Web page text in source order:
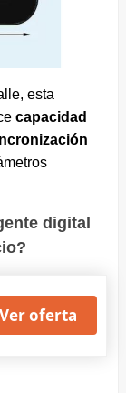
esta
capacidad
digital
Ver oferta